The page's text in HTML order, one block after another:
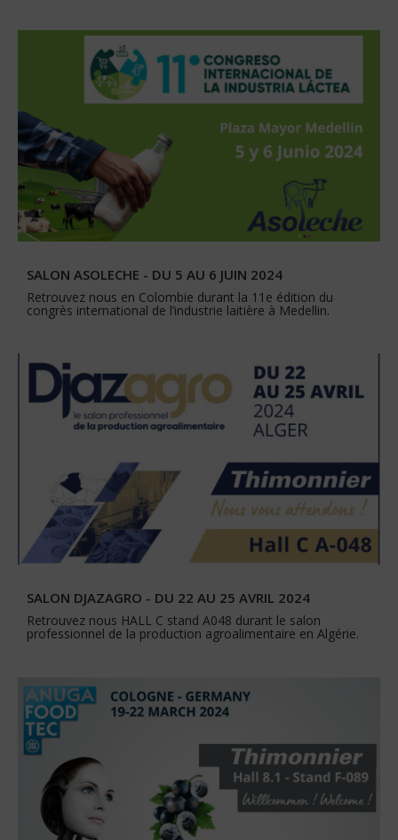
SALON ASOLECHE - DU 5 AU 6 JUIN 2024
Retrouvez nous en Colombie durant la 11e édition du
congrès international de l’industrie laitière à Medellin.
SALON DJAZAGRO - DU 22 AU 25 AVRIL 2024
Retrouvez nous HALL C stand A048 durant le salon
professionnel de la production agroalimentaire en Algérie.